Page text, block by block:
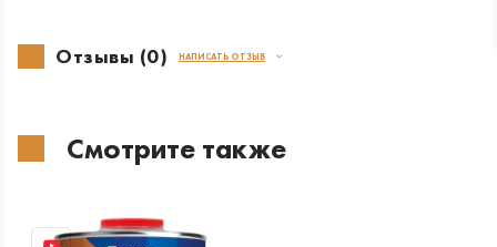
Отзывы (0) НАПИСАТЬ ОТЗЫВ
Смотрите также